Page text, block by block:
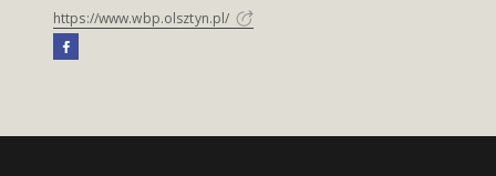
https://www.wbp.olsztyn.pl/